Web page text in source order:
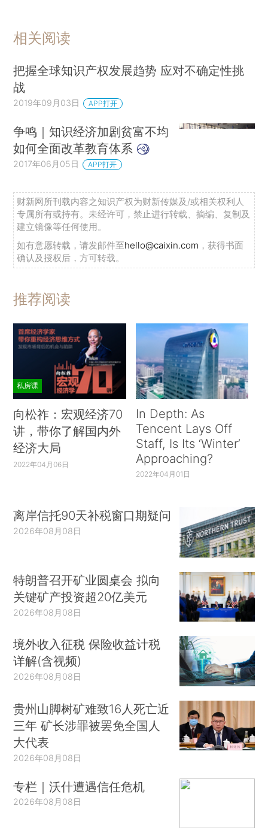
相关阅读
把握全球知识产权发展趋势 应对不确定性挑
战
2019年09月03日 APP打开
争鸣｜知识经济加剧贫富不均
如何全面改革教育体系
2017年06月05日 APP打开
财新网所刊载内容之知识产权为财新传媒及/或相关权利人
专属所有或持有。未经许可，禁止进行转载、摘编、复制及
建立镜像等任何使用。
如有意愿转载，请发邮件至hello@caixin.com ，获得书面
确认及授权后，方可转载。
推荐阅读
私房课
向松祚：宏观经济70
讲，带你了解国内外
经济大局
2022年04月06日
In Depth: As
Tencent Lays Off
Staff, Is Its ‘Winter’
Approaching?
2022年04月01日
离岸信托90天补税窗口期疑问
2026年08月08日
特朗普召开矿业圆桌会 拟向
关键矿产投资超20亿美元
2026年08月08日
境外收入征税 保险收益计税
详解(含视频)
2026年08月08日
贵州山脚树矿难致16人死亡近
三年 矿长涉罪被罢免全国人
大代表
2026年08月08日
专栏｜沃什遭遇信任危机
2026年08月08日